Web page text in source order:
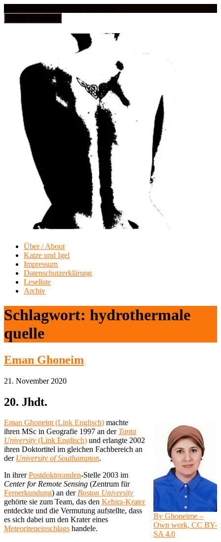
Über / About
Katze und Igel
Impressum
Datenschutzerklärung
Leseliste
Archiv
Schlagwort: hydrothermale
quelle
Eman Ghoneim
21. November 2020
20. Jhdt.
By Ghoneime –
Own work, CC BY-
SA 4.0
Eman Ghoneim (Link Englisch) machte
ihren MSc in Geografie 1997 an der Tanta
University (Link Englisch) und erlangte 2002
ihren Doktortitel im gleichen Fachbereich an
der University of Southampton.
In ihrerPostdoktoranden-Stelle 2003 im
Center for Remote Sensing (Zentrum für
Fernerkundung) an derBoston University
gehörte sie zum Team, das den Kebira-Krater
entdeckte und die Vermutung aufstellte, dass
es sich dabei um den Krater eines
Meteoriteneinschlags handele.